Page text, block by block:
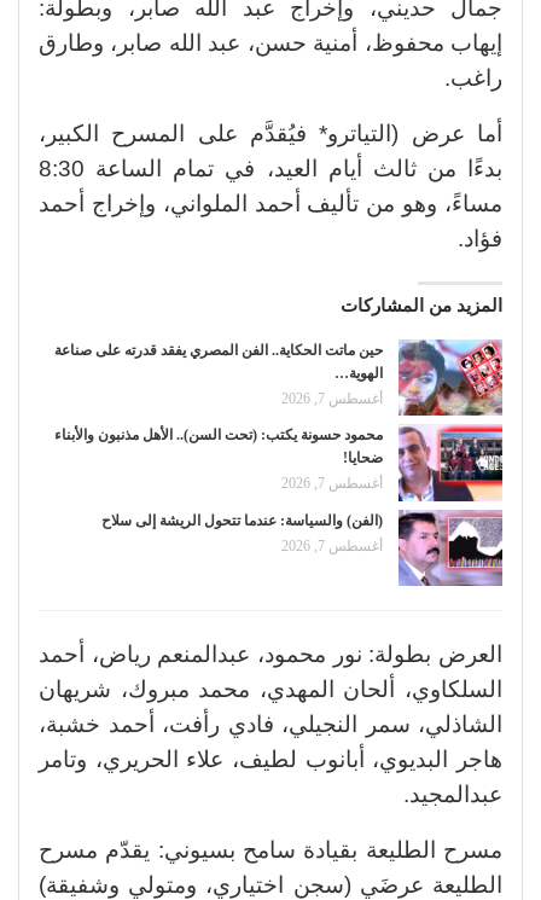
جمال حديني، وإخراج عبد الله صابر، وبطولة:
إيهاب محفوظ، أمنية حسن، عبد الله صابر، وطارق
راغب.
أما عرض (التياترو* فيُقدَّم على المسرح الكبير،
بدءًا من ثالث أيام العيد، في تمام الساعة 8:30
مساءً، وهو من تأليف أحمد الملواني، وإخراج أحمد
فؤاد.
المزيد من المشاركات
حين ماتت الحكاية.. الفن المصري يفقد قدرته على صناعة
الهوية…
أغسطس 7, 2026
محمود حسونة يكتب: (تحت السن).. الأهل مذنبون والأبناء
ضحايا!
أغسطس 7, 2026
(الفن) والسياسة: عندما تتحول الريشة إلى سلاح
أغسطس 7, 2026
العرض بطولة: نور محمود، عبدالمنعم رياض، أحمد
السلكاوي، ألحان المهدي، محمد مبروك، شريهان
الشاذلي، سمر النجيلي، فادي رأفت، أحمد خشبة،
هاجر البديوي، أبانوب لطيف، علاء الحريري، وتامر
عبدالمجيد.
مسرح الطليعة بقيادة سامح بسيوني: يقدّم مسرح
الطليعة عرضَي (سجن اختياري، ومتولي وشفيقة)